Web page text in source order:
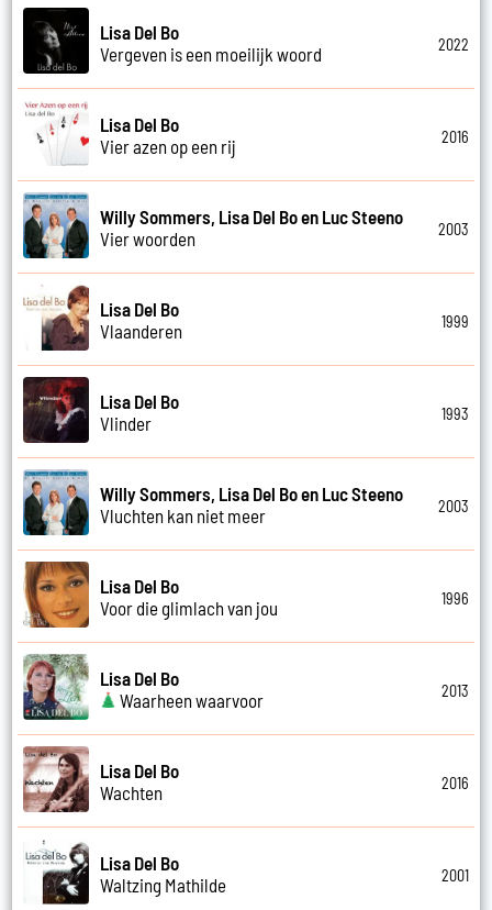
Lisa Del Bo
Vergeven is een moeilijk woord
2022
Lisa Del Bo
Vier azen op een rij
2016
Willy Sommers, Lisa Del Bo en Luc Steeno
Vier woorden
2003
Lisa Del Bo
Vlaanderen
1999
Lisa Del Bo
Vlinder
1993
Willy Sommers, Lisa Del Bo en Luc Steeno
Vluchten kan niet meer
2003
Lisa Del Bo
Voor die glimlach van jou
1996
Lisa Del Bo
Waarheen waarvoor
2013
Lisa Del Bo
Wachten
2016
Lisa Del Bo
Waltzing Mathilde
2001